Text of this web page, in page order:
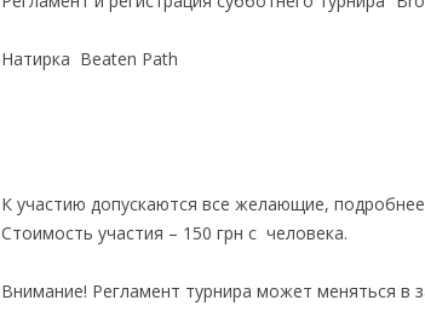
Натирка Beaten Path
К участию допускаются все желающие,
Стоимость участия – 150 грн с человека.
Внимание! Регламент турнира может меняться в